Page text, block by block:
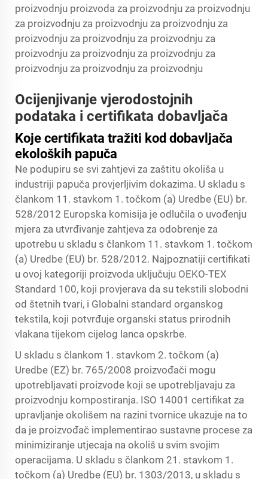
proizvodnju proizvoda za proizvodnju za proizvodnju
za proizvodnju za proizvodnju za proizvodnju za
proizvodnju za proizvodnju za proizvodnju za
proizvodnju za proizvodnju za proizvodnju za
proizvodnju za proizvodnju za proizvodnju
Ocijenjivanje vjerodostojnih
podataka i certifikata dobavljača
Koje certifikata tražiti kod dobavljača
ekoloških papuča
Ne podupiru se svi zahtjevi za zaštitu okoliša u
industriji papuča provjerljivim dokazima. U skladu s
člankom 11. stavkom 1. točkom (a) Uredbe (EU) br.
528/2012 Europska komisija je odlučila o uvođenju
mjera za utvrđivanje zahtjeva za odobrenje za
upotrebu u skladu s člankom 11. stavkom 1. točkom
(a) Uredbe (EU) br. 528/2012. Najpoznatiji certifikati
u ovoj kategoriji proizvoda uključuju OEKO-TEX
Standard 100, koji provjerava da su tekstili slobodni
od štetnih tvari, i Globalni standard organskog
tekstila, koji potvrđuje organski status prirodnih
vlakana tijekom cijelog lanca opskrbe.
U skladu s člankom 1. stavkom 2. točkom (a)
Uredbe (EZ) br. 765/2008 proizvođači mogu
upotrebljavati proizvode koji se upotrebljavaju za
proizvodnju kompostiranja. ISO 14001 certifikat za
upravljanje okolišem na razini tvornice ukazuje na to
da je proizvođač implementirao sustavne procese za
minimiziranje utjecaja na okoliš u svim svojim
operacijama. U skladu s člankom 21. stavkom 1.
točkom (a) Uredbe (EU) br. 1303/2013, u skladu s